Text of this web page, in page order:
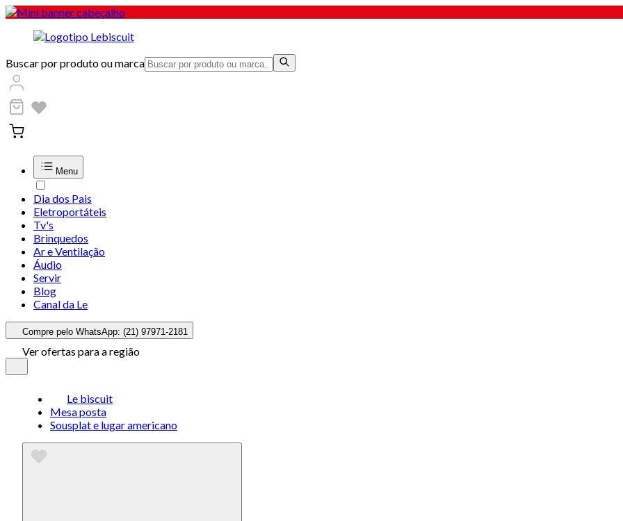
Buscar por produto ou marca
Menu
Dia dos Pais
Eletroportáteis
Tv's
Brinquedos
Ar e Ventilação
Áudio
Servir
Blog
Canal da Le
Compre pelo WhatsApp: (21) 97971-2181
Ver ofertas para a região
Le biscuit
Mesa posta
Sousplat e lugar americano